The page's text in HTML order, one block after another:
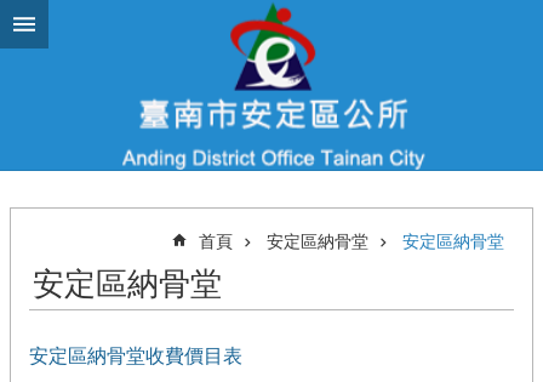
跳到主要內容區塊
首頁 安定區納骨堂 安定區納骨堂
安定區納骨堂
安定區納骨堂收費價目表